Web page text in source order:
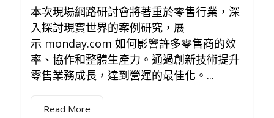
本次現場網路研討會將著重於零售行業，深
入探討現實世界的案例研究，展
示 monday.com 如何影響許多零售商的效
率、協作和整體生產力。通過創新技術提升
零售業務成長，達到營運的最佳化。...
Read More